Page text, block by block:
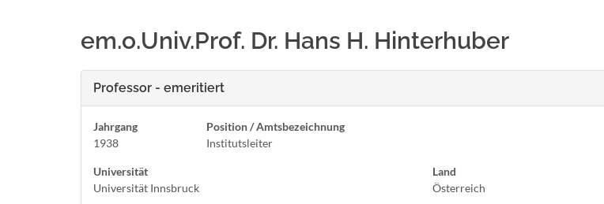
em.o.Univ.Prof. Dr. Hans H. Hinterhuber
Professor - emeritiert
Jahrgang
1938
Position / Amtsbezeichnung
Institutsleiter
Universität
Universität Innsbruck
Land
Österreich